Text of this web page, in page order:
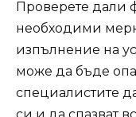
Проверете дали
необходими
изпълнение на
може да бъде
специалистите